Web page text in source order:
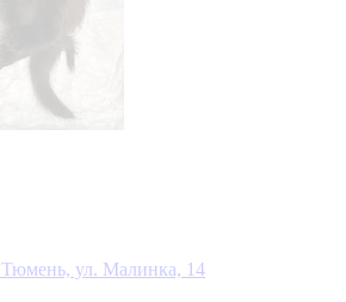
Тюмень, ул. Малинка, 14